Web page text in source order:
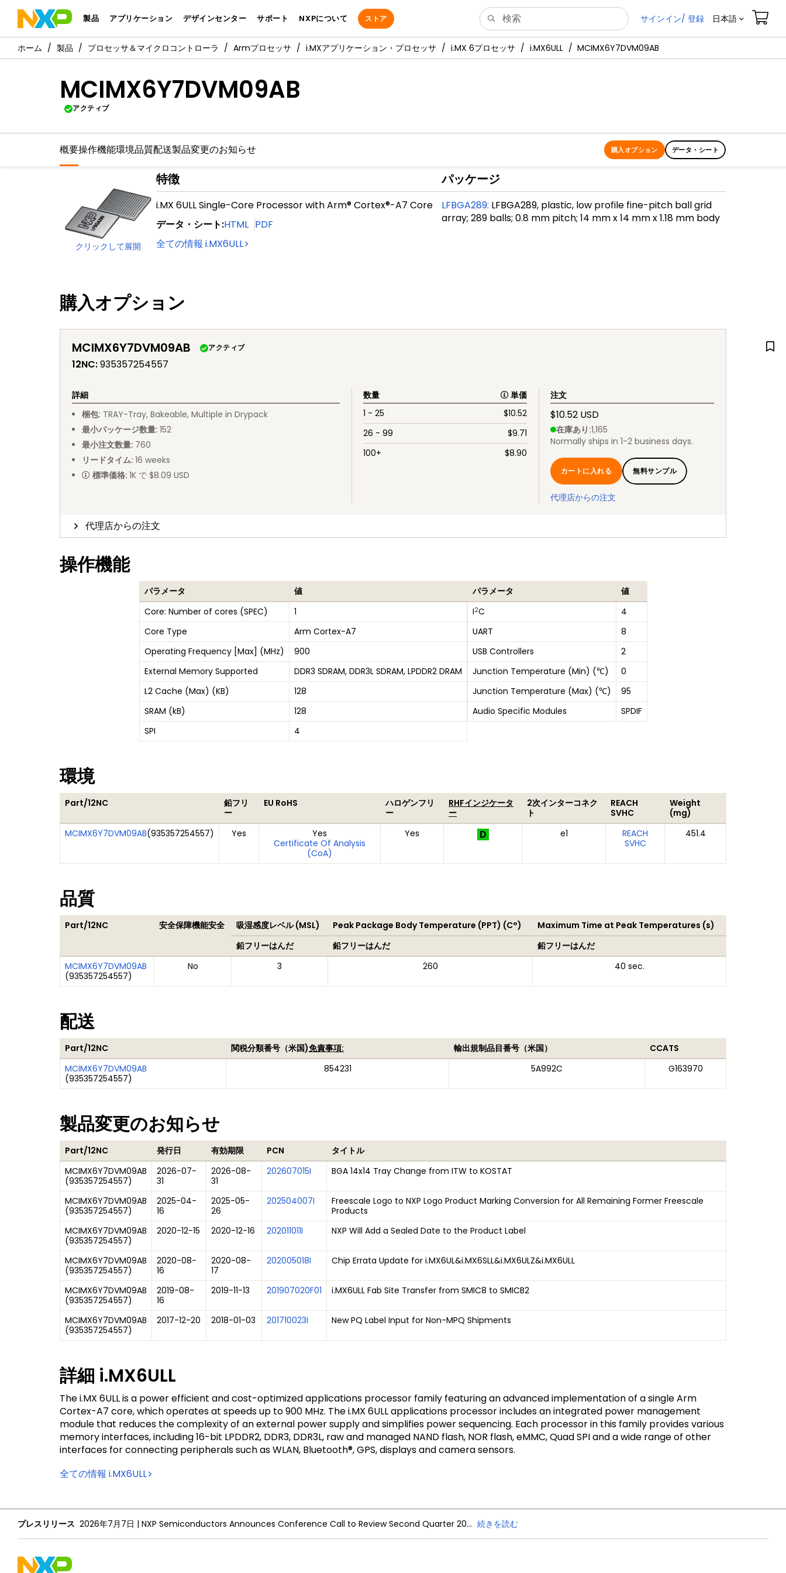
製品 アプリケーション デザインセンター サポート NXPについて ストア サインイン/ 登録 日本語
製品 プロセッサ＆マイクロコントローラ Armプロセッサ i.MXアプリケーション・プロセッサ i.MX 6プロセッサ i.MX6ULL MCIMX6Y7DVM09AB
MCIMX6Y7DVM09AB
アクティブ
概要操作機能環境品質配送製品変更のお知らせ 購入オプション データ・シート
クリックして展開
特徴
i.MX 6ULL Single-Core Processor with Arm® Cortex®-A7 Core
データ・シート:HTML PDF
全ての情報 i.MX6ULL
パッケージ
LFBGA289: LFBGA289, plastic, low profile fine-pitch ball grid
array; 289 balls; 0.8 mm pitch; 14 mm x 14 mm x 1.18 mm body
購入オプション
MCIMX6Y7DVM09AB アクティブ
12NC:935357254557
詳細
梱包: TRAY-Tray, Bakeable, Multiple in Drypack
最小パッケージ数量: 152
最小注文数量: 760
リードタイム: 16 weeks
標準価格: 1K で $8.09 USD
数量
単価
1 - 25
$10.52
26 - 99
$9.71
100+
$8.90
注文
$10.52 USD
在庫あり :1,165
Normally ships in 1-2 business days.
カートに入れる 無料サンプル
代理店からの注文
代理店からの注文
操作機能
パラメータ
値
Core: Number of cores (SPEC)
1
Core Type
Arm Cortex-A7
Operating Frequency [Max] (MHz)
900
External Memory Supported
DDR3 SDRAM, DDR3L SDRAM, LPDDR2 DRAM
L2 Cache (Max) (KB)
128
SRAM (kB)
128
SPI
4
パラメータ
値
I2C
4
UART
8
USB Controllers
2
Junction Temperature (Min) (℃)
0
Junction Temperature (Max) (℃)
95
Audio Specific Modules
SPDIF
環境
Part/12NC
鉛フリ
ー
EU RoHS
ハロゲンフリ
ー
RHFインジケータ
ー
2次インターコネク
ト
REACH
SVHC
Weight
(mg)
MCIMX6Y7DVM09AB(935357254557) Yes
Yes
Certificate Of Analysis
(CoA)
Yes e1
REACH
SVHC
451.4
品質
Part/12NC 安全保障機能安全 吸湿感度レベル (MSL) Peak Package Body Temperature (PPT) (C°)
Maximum Time at Peak Temperatures (s)
鉛フリーはんだ
鉛フリーはんだ
鉛フリーはんだ
MCIMX6Y7DVM09AB
(935357254557)
No 3 260 40 sec.
配送
Part/12NC 関税分類番号（米国)免責事項: 輸出規制品目番号（米国）
CCATS
MCIMX6Y7DVM09AB
(935357254557)
854231 5A992C G163970
製品変更のお知らせ
Part/12NC 発行日 有効期限 PCN
タイトル
MCIMX6Y7DVM09AB
(935357254557)
2026-07-
31
2026-08-
31
202607015I BGA 14x14 Tray Change from ITW to KOSTAT
MCIMX6Y7DVM09AB
(935357254557)
2025-04-
16
2025-05-
26
202504007I
Freescale Logo to NXP Logo Product Marking Conversion for All Remaining Former Freescale
Products
MCIMX6Y7DVM09AB
(935357254557)
2020-12-15 2020-12-16 202011011I NXP Will Add a Sealed Date to the Product Label
MCIMX6Y7DVM09AB
(935357254557)
2020-08-
16
2020-08-
17
202005018I Chip Errata Update for i.MX6UL&i.MX6SLL&i.MX6ULZ&i.MX6ULL
MCIMX6Y7DVM09AB
(935357254557)
2019-08-
16
2019-11-13 201907020F01 i.MX6ULL Fab Site Transfer from SMIC8 to SMICB2
MCIMX6Y7DVM09AB
(935357254557)
2017-12-20 2018-01-03 201710023I New PQ Label Input for Non-MPQ Shipments
詳細 i.MX6ULL
The i.MX 6ULL is a power efficient and cost-optimized applications processor family featuring an advanced implementation of a single Arm
Cortex-A7 core, which operates at speeds up to 900 MHz. The i.MX 6ULL applications processor includes an integrated power management
module that reduces the complexity of an external power supply and simplifies power sequencing. Each processor in this family provides various
memory interfaces, including 16-bit LPDDR2, DDR3, DDR3L, raw and managed NAND flash, NOR flash, eMMC, Quad SPI and a wide range of other
interfaces for connecting peripherals such as WLAN, Bluetooth®, GPS, displays and camera sensors.
全ての情報 i.MX6ULL
プレスリリース 2026年7月7日 | NXP Semiconductors Announces Conference Call to Review Second Quarter 2026 Financial Results 続きを読む